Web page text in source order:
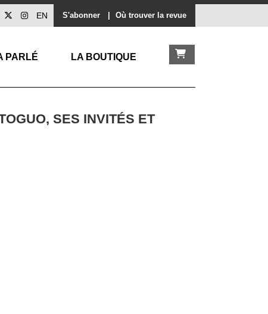
S'abonner Où trouver la revue
EN
PARLÉ LA BOUTIQUE
SES INVITÉS ET